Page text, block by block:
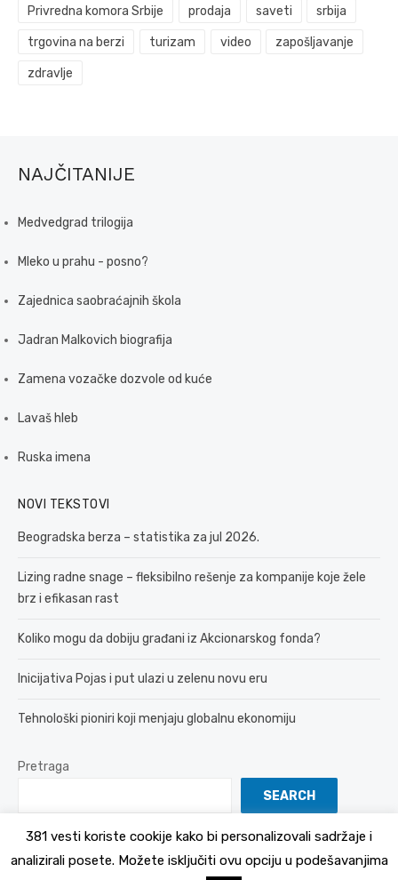
Privredna komora Srbije prodaja saveti srbija
trgovina na berzi turizam video zapošljavanje
zdravlje
NAJČITANIJE
Medvedgrad trilogija
Mleko u prahu - posno?
Zajednica saobraćajnih škola
Jadran Malkovich biografija
Zamena vozačke dozvole od kuće
Lavaš hleb
Ruska imena
NOVI TEKSTOVI
Beogradska berza – statistika za jul 2026.
Lizing radne snage – fleksibilno rešenje za kompanije koje žele
brz i efikasan rast
Koliko mogu da dobiju građani iz Akcionarskog fonda?
Inicijativa Pojas i put ulazi u zelenu novu eru
Tehnološki pioniri koji menjaju globalnu ekonomiju
Pretraga
SEARCH
Politika Privatnosti
381 vesti koriste cookije kako bi personalizovali sadržaje i
analizirali posete. Možete isključiti ovu opciju u podešavanjima